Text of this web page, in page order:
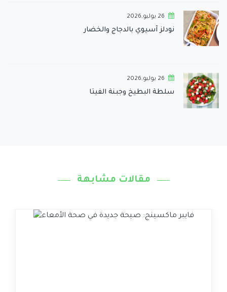
26 يوليو,2026
نودلز آسيوي بالدجاج والخضار
26 يوليو,2026
سلطة البطيخ وجبنة الفيتا
مقالات مشابهة